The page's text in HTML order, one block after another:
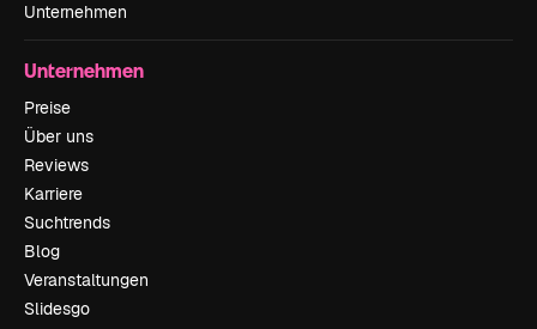
Unternehmen
Unternehmen
Preise
Über uns
Reviews
Karriere
Suchtrends
Blog
Veranstaltungen
Slidesgo